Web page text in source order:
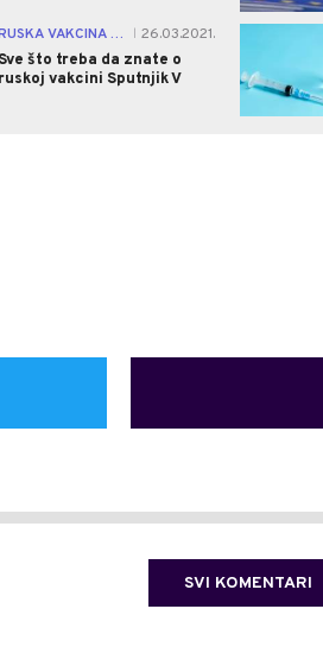
RUSKA VAKCINA OD A DO Ž
26.03.2021.
što treba da znate o
ruskoj vakcini Sputnjik V
SVI KOMENTARI